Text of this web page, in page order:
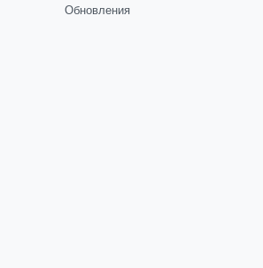
Обновления